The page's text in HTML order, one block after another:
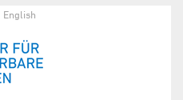
English